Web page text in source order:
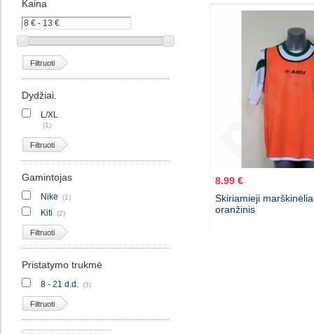
Kaina
Filtruoti
Dydžiai.
L/XL
(1)
Filtruoti
Gamintojas
Nike (1)
Kiti (2)
Filtruoti
Pristatymo trukmė
8 - 21 d.d. (3)
Filtruoti
8.99 €
Skiriamieji
oranžinis